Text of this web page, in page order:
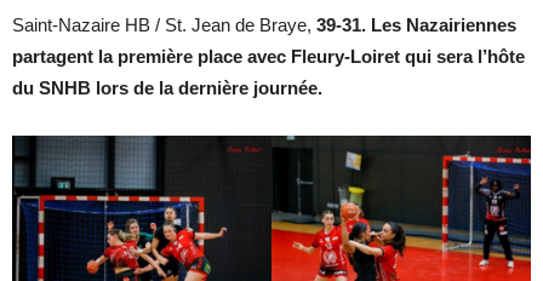
Saint-Nazaire HB / St. Jean de Braye, 39-31. Les Nazairiennes
partagent la première place avec Fleury-Loiret qui sera l’hôte
du SNHB lors de la dernière journée.